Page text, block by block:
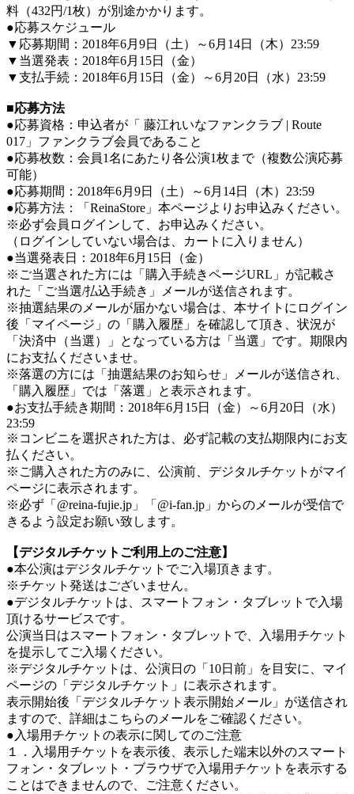
料（432円/1枚）が別途かかります。
●応募スケジュール
▼応募期間：2018年6月9日（土）～6月14日（木）23:59
▼当選発表：2018年6月15日（金）
▼支払手続：2018年6月15日（金）～6月20日（水）23:59
■応募方法
●応募資格：申込者が「 藤江れいなファンクラブ | Route
017」ファンクラブ会員であること
●応募枚数：会員1名にあたり各公演1枚まで（複数公演応募
可能）
●応募期間：2018年6月9日（土）～6月14日（木）23:59
●応募方法：「ReinaStore」本ページよりお申込みください。
※必ず会員ログインして、お申込みください。
（ログインしていない場合は、カートに入りません）
●当選発表日：2018年6月15日（金）
※ご当選された方には「購入手続きページURL」が記載さ
れた「ご当選/払込手続き」メールが送信されます。
※抽選結果のメールが届かない場合は、本サイトにログイン
後「マイページ」の「購入履歴」を確認して頂き、状況が
「決済中（当選）」となっている方は「当選」です。期限内
にお支払くださいませ。
※落選の方には「抽選結果のお知らせ」メールが送信され、
「購入履歴」では「落選」と表示されます。
●お支払手続き期間：2018年6月15日（金）～6月20日（水）
23:59
※コンビニを選択された方は、必ず記載の支払期限内にお支
払ください。
※ご購入された方のみに、公演前、デジタルチケットがマイ
ページに表示されます。
※必ず「@reina-fujie.jp」「@i-fan.jp」からのメールが受信で
きるよう設定お願い致します。
【デジタルチケットご利用上のご注意】
●本公演はデジタルチケットでご入場頂きます。
※チケット発送はございません。
●デジタルチケットは、スマートフォン・タブレットで入場
頂けるサービスです。
公演当日はスマートフォン・タブレットで、入場用チケット
を提示してご入場ください。
※デジタルチケットは、公演日の「10日前」を目安に、マイ
ページの「デジタルチケット」に表示されます。
表示開始後「デジタルチケット表示開始メール」が送信され
ますので、詳細はこちらのメールをご確認ください。
●入場用チケットの表示に関してのご注意
１．入場用チケットを表示後、表示した端末以外のスマート
フォン・タブレット・ブラウザで入場用チケットを表示する
ことはできませんので、ご注意ください。